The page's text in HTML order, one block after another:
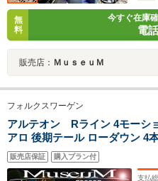
無
料
今すぐ在庫
電
販売店： ＭｕｓｅｕＭ
フォルクスワーゲン
アルテオン Rライン 4モーシ
アロ 後期テール ローダウン 4
販売店保証 購入プラン付
支払